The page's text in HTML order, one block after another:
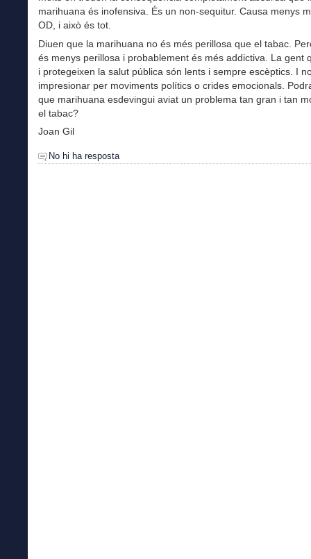
marihuana és inofensiva. És un non-sequitur. Causa menys
OD, i això és tot.
Diuen que la marihuana no és més perillosa que el tabac.
és menys perillosa i probablement és més addictiva. La gent
i protegeixen la salut pública són lents i sempre escèptics. I
impresionar per moviments polítics o crides emocionals.
que marihuana esdevingui aviat un problema tan gran i tan
el tabac?
Joan Gil
No hi ha resposta